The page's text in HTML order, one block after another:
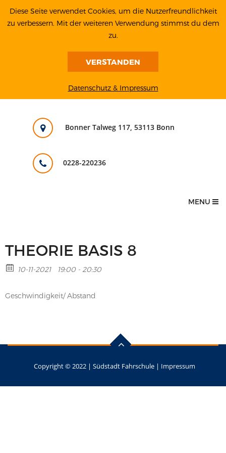
Bonner Talweg 117, 53113 Bonn
0228-220236
MENU
THEORIE BASIS 8
10-11-2021 19:00 - 20:30
Geschwindigkeit/ Abstand
Copyright © 2022 | Südstadt Fahrschule | Impressum
Diese Seite verwendet Cookies, um die Nutzerfreundlichkeit
zu verbessern. Mit der weiteren Verwendung stimmst du dem
zu.
VERSTANDEN
Datenschutz & Impressum